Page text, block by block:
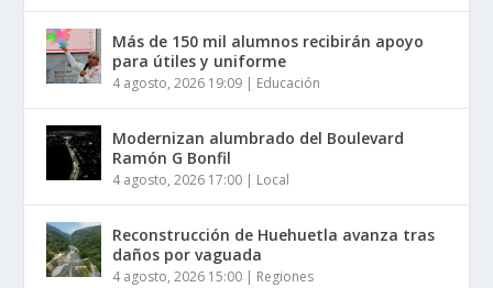
Más de 150 mil alumnos recibirán apoyo
para útiles y uniforme
4 agosto, 2026 19:09 | Educación
Modernizan alumbrado del Boulevard
Ramón G Bonfil
4 agosto, 2026 17:00 | Local
Reconstrucción de Huehuetla avanza tras
daños por vaguada
4 agosto, 2026 15:00 | Regiones